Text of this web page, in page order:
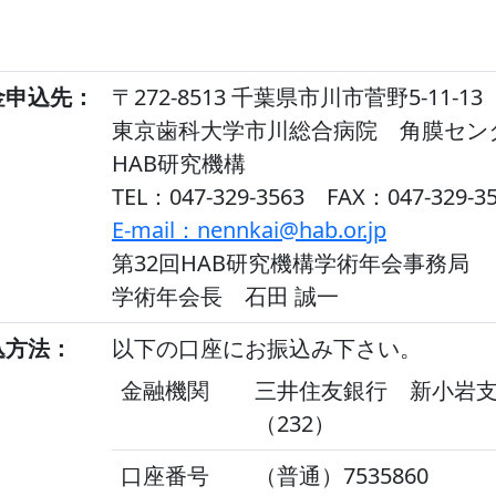
込先：
〒272-8513 千葉県市川市菅野5-11-13
東京歯科大学市川総合病院 角膜セン
HAB研究機構
TEL：047-329-3563 FAX：047-329-
E-mail：nennkai@hab.or.jp
第32回HAB研究機構学術年会事務局
学術年会長 石田 誠一
法：
以下の口座にお振込み下さい。
金融機関
三井住友銀行 新小岩
（232）
口座番号
（普通）7535860